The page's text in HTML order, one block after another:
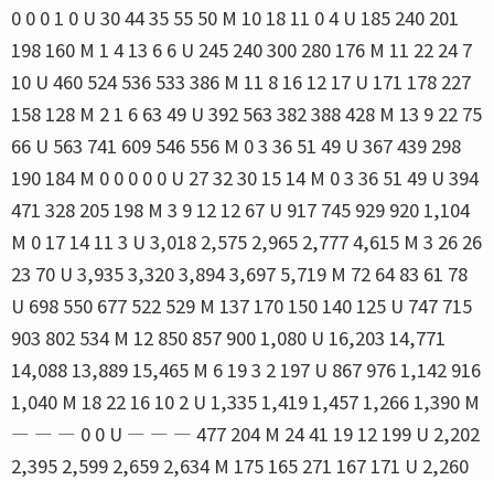
0 0 0 1 0 U 30 44 35 55 50 M 10 18 11 0 4 U 185 240 201
198 160 M 1 4 13 6 6 U 245 240 300 280 176 M 11 22 24 7
10 U 460 524 536 533 386 M 11 8 16 12 17 U 171 178 227
158 128 M 2 1 6 63 49 U 392 563 382 388 428 M 13 9 22 75
66 U 563 741 609 546 556 M 0 3 36 51 49 U 367 439 298
190 184 M 0 0 0 0 0 U 27 32 30 15 14 M 0 3 36 51 49 U 394
471 328 205 198 M 3 9 12 12 67 U 917 745 929 920 1,104
M 0 17 14 11 3 U 3,018 2,575 2,965 2,777 4,615 M 3 26 26
23 70 U 3,935 3,320 3,894 3,697 5,719 M 72 64 83 61 78
U 698 550 677 522 529 M 137 170 150 140 125 U 747 715
903 802 534 M 12 850 857 900 1,080 U 16,203 14,771
14,088 13,889 15,465 M 6 19 3 2 197 U 867 976 1,142 916
1,040 M 18 22 16 10 2 U 1,335 1,419 1,457 1,266 1,390 M
― ― ― 0 0 U ― ― ― 477 204 M 24 41 19 12 199 U 2,202
2,395 2,599 2,659 2,634 M 175 165 271 167 171 U 2,260